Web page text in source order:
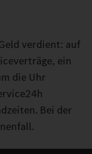
verdient: auf
ein
die Uhr
Bei der